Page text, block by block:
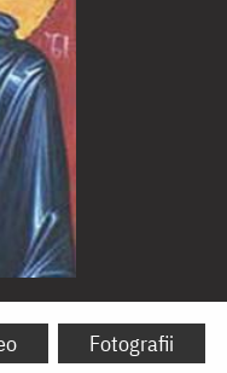
Fotografii